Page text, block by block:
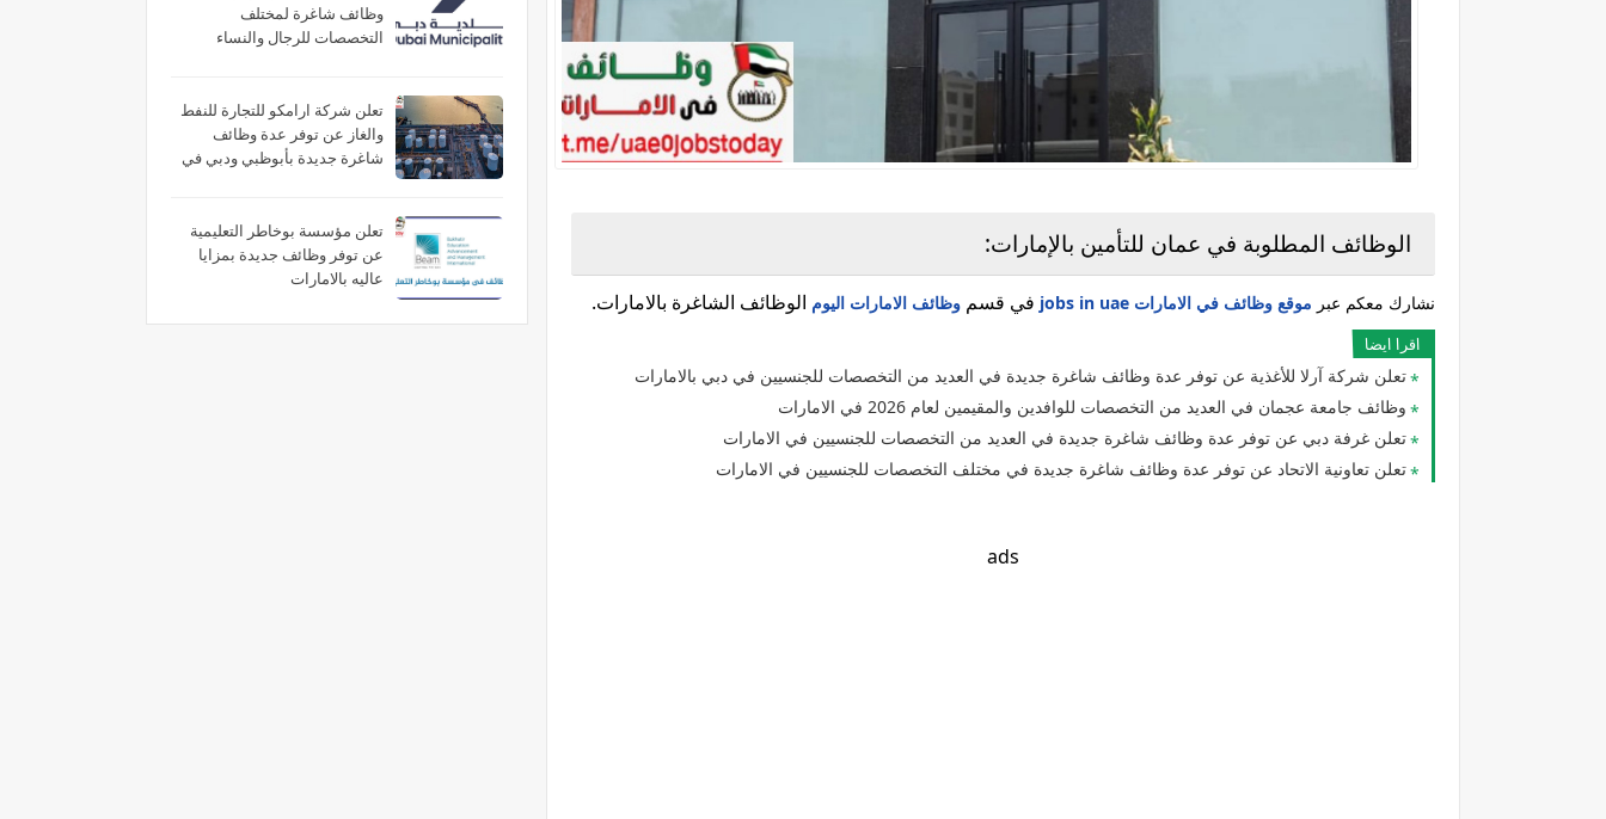
الوظائف المطلوبة في عمان للتأمين بالإمارات:
نشارك معكم عبر موقع وظائف في الامارات jobs in uae في قسم وظائف الامارات اليوم الوظائف الشاغرة بالامارات.
اقرا ايضا
تعلن شركة آرلا للأغذية عن توفر عدة وظائف شاغرة جديدة في العديد من التخصصات للجنسيين في دبي بالامارات
وظائف جامعة عجمان في العديد من التخصصات للوافدين والمقيمين لعام 2026 في الامارات
تعلن غرفة دبي عن توفر عدة وظائف شاغرة جديدة في العديد من التخصصات للجنسيين في الامارات
تعلن تعاونية الاتحاد عن توفر عدة وظائف شاغرة جديدة في مختلف التخصصات للجنسيين في الامارات
ads
وظائف شاغرة لمختلف
التخصصات للرجال والنساء
تعلن شركة ارامكو للتجارة للنفط
والغاز عن توفر عدة وظائف
شاغرة جديدة بأبوظبي ودبي في
تعلن مؤسسة بوخاطر التعليمية
عن توفر وظائف جديدة بمزايا
عاليه بالامارات